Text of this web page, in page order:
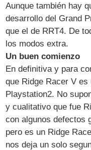
Aunque también hay
desarrollo del Grand
que el de RRT4. De
los modos extra.
Un buen comienzo
En definitiva y para
que Ridge Racer V
Playstation2. No
y cualitativo que fue
con algunos defectos
pero es un Ridge
nos deja un solo